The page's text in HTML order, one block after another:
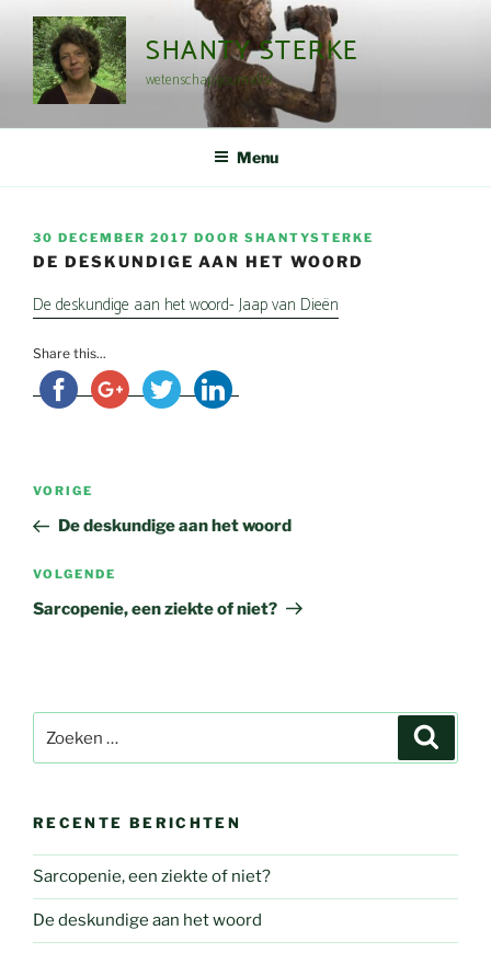
inhoud
SHANTY STERKE
wetenschapsjournalist
Menu
GEPLAATST
OP
30 DECEMBER 2017 DOOR SHANTYSTERKE
DE DESKUNDIGE AAN HET WOORD
De deskundige aan het woord- Jaap van Dieën
Share this...
Bericht
Vorig
bericht
VORIGE
De deskundige aan het woord
Volgend
bericht
VOLGENDE
Sarcopenie, een ziekte of niet?
naar:
RECENTE BERICHTEN
Sarcopenie, een ziekte of niet?
De deskundige aan het woord